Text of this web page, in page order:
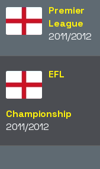
Premier
League
2011/2012
EFL
Championship
2011/2012